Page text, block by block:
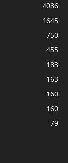
4086
1645
750
455
183
163
160
160
79